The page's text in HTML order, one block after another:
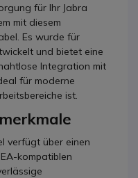
für Ihr Jabra
mit diesem
Es wurde für
und bietet eine
Integration mit
für moderne
ist.
verfügt über einen
kompatiblen